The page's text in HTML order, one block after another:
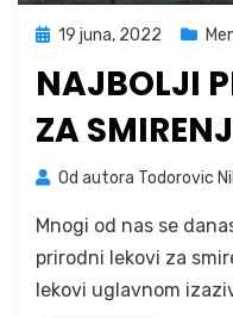
Posted
19 juna, 2022
NAJBOLJI
ZA
Od autora Todorovic
Mnogi od nas se
prirodni lekovi za
lekovi uglavnom